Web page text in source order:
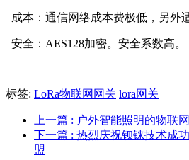
成本：通信网络成本费极低，另外
安全：AES128加密。安全系数高。
标签: LoRa物联网网关 lora网关
上一篇 : 户外智能照明的物联
下一篇 : 热烈庆祝钡铼技术成
盟